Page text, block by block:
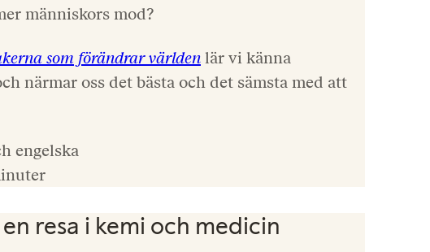
människors mod?
som förändrar världen lär vi känna
närmar oss det bästa och det sämsta med att
engelska
resa i kemi och medicin